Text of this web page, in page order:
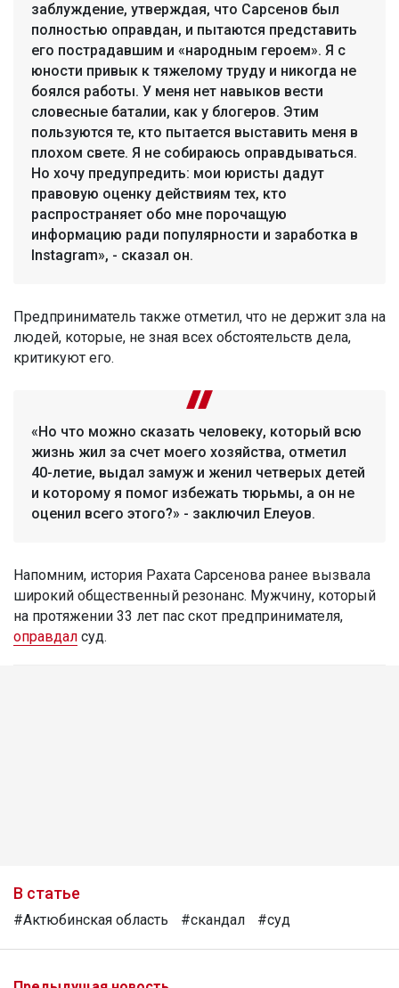
заблуждение, утверждая, что Сарсенов был
полностью оправдан, и пытаются представить
его пострадавшим и «народным героем». Я с
юности привык к тяжелому труду и никогда не
боялся работы. У меня нет навыков вести
словесные баталии, как у блогеров. Этим
пользуются те, кто пытается выставить меня в
плохом свете. Я не собираюсь оправдываться.
Но хочу предупредить: мои юристы дадут
правовую оценку действиям тех, кто
распространяет обо мне порочащую
информацию ради популярности и заработка в
Instagram», - сказал он.
Предприниматель также отметил, что не держит зла на
людей, которые, не зная всех обстоятельств дела,
критикуют его.
«Но что можно сказать человеку, который всю
жизнь жил за счет моего хозяйства, отметил
40-летие, выдал замуж и женил четверых детей
и которому я помог избежать тюрьмы, а он не
оценил всего этого?» - заключил Елеуов.
Напомним, история Рахата Сарсенова ранее вызвала
широкий общественный резонанс. Мужчину, который
на протяжении 33 лет пас скот предпринимателя,
оправдал суд.
В статье
#Актюбинская область #скандал #суд